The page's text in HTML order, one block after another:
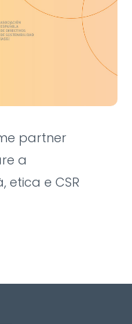
partner
a
etica e CSR